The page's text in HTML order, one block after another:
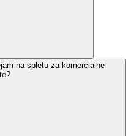
na spletu za komercialne